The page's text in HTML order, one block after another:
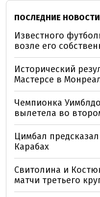
ПОСЛЕДНИЕ НОВОСТИ
Известного
возле его
Исторический
Мастерсе в
Чемпионка
вылетела во
Цимбал
Карабах
Свитолина и
матчи третьего